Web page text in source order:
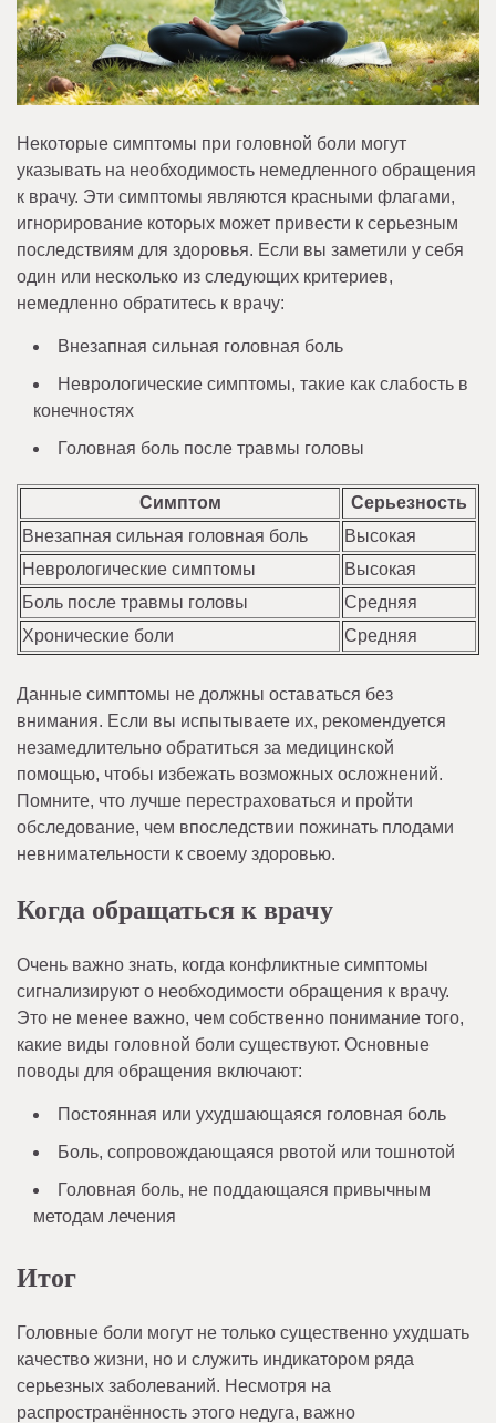
Некоторые симптомы при головной боли могут
указывать на необходимость немедленного обращения
к врачу. Эти симптомы являются красными флагами,
игнорирование которых может привести к серьезным
последствиям для здоровья. Если вы заметили у себя
один или несколько из следующих критериев,
немедленно обратитесь к врачу:
Внезапная сильная головная боль
Неврологические симптомы, такие как слабость в
конечностях
Головная боль после травмы головы
Симптом
Серьезность
Внезапная сильная головная боль
Высокая
Неврологические симптомы
Высокая
Боль после травмы головы
Средняя
Хронические боли
Средняя
Данные симптомы не должны оставаться без
внимания. Если вы испытываете их, рекомендуется
незамедлительно обратиться за медицинской
помощью, чтобы избежать возможных осложнений.
Помните, что лучше перестраховаться и пройти
обследование, чем впоследствии пожинать плодами
невнимательности к своему здоровью.
Когда обращаться к врачу
Очень важно знать, когда конфликтные симптомы
сигнализируют о необходимости обращения к врачу.
Это не менее важно, чем собственно понимание того,
какие виды головной боли существуют. Основные
поводы для обращения включают:
Постоянная или ухудшающаяся головная боль
Боль, сопровождающаяся рвотой или тошнотой
Головная боль, не поддающаяся привычным
методам лечения
Итог
Головные боли могут не только существенно ухудшать
качество жизни, но и служить индикатором ряда
серьезных заболеваний. Несмотря на
распространённость этого недуга, важно